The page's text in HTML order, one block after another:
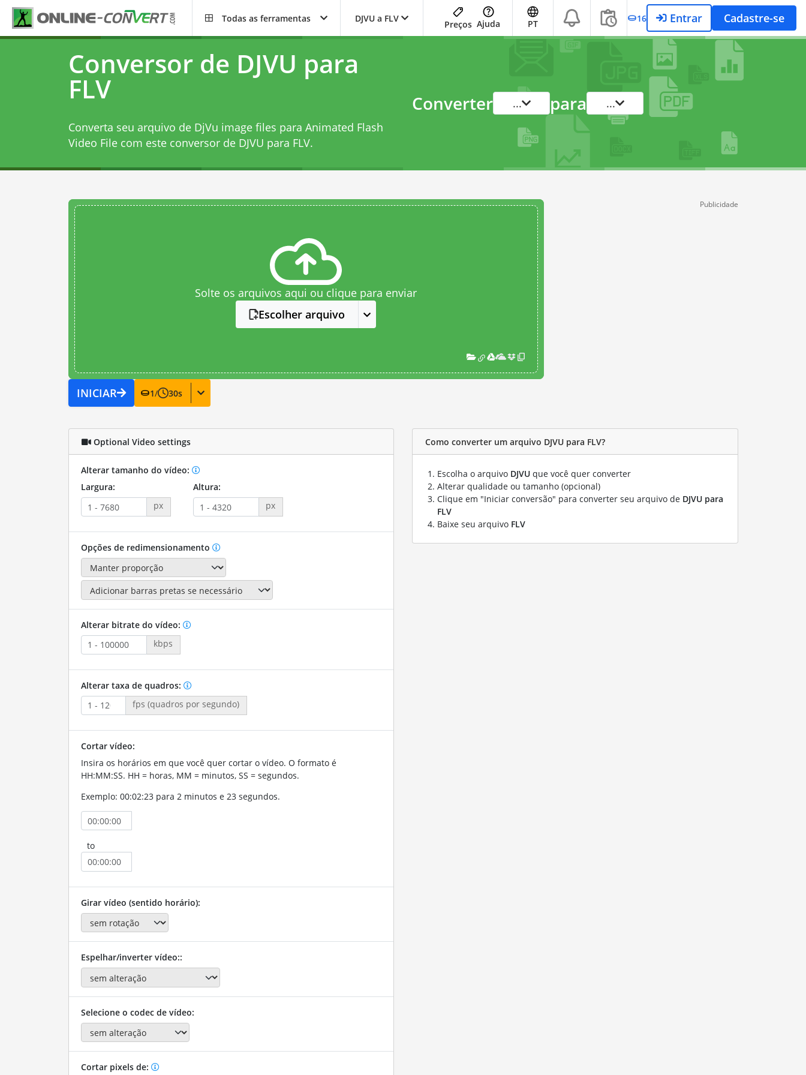
Todas as ferramentas DJVU a FLV
Preços Ajuda PT 16 Entrar Cadastre-se
Conversor de DJVU para
FLV
Converta seu arquivo de DjVu image files para Animated Flash
Video File com este conversor de DJVU para FLV.
Converter ... para ...
Solte os arquivos aqui ou clique para enviar
Escolher arquivo
INICIAR 1/ 30s
Publicidade
Optional Video settings
Alterar tamanho do vídeo:
Largura:
px
Altura:
px
Opções de redimensionamento
Alterar bitrate do vídeo:
kbps
Alterar taxa de quadros:
fps (quadros por segundo)
Cortar vídeo:
Insira os horários em que você quer cortar o vídeo. O formato é
HH:MM:SS. HH = horas, MM = minutos, SS = segundos.
Exemplo: 00:02:23 para 2 minutos e 23 segundos.
to
Girar vídeo (sentido horário):
Espelhar/inverter vídeo::
Selecione o codec de vídeo:
Cortar pixels de:
Como converter um arquivo DJVU para FLV?
Escolha o arquivo DJVU que você quer converter
Alterar qualidade ou tamanho (opcional)
Clique em "Iniciar conversão" para converter seu arquivo de DJVU para
FLV
Baixe seu arquivo FLV